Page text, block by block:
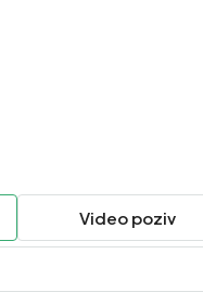
Video poziv